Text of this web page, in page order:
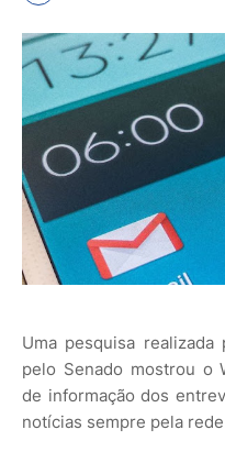
Uma pesquisa
pelo Senado mostrou o
de informação dos
notícias sempre pela